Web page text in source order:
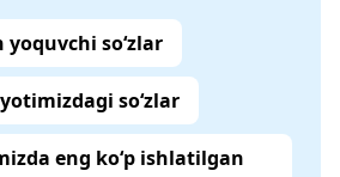
so‘zlar
so‘zlar
eng ko‘p ishlatilgan